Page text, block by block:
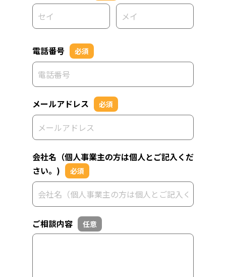
電話番号 必須
メールアドレス 必須
会社名（個人事業主の方は個人とご記入くだ
さい。)
必須
ご相談内容 任意